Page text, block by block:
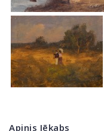
Apinis Jēkabs